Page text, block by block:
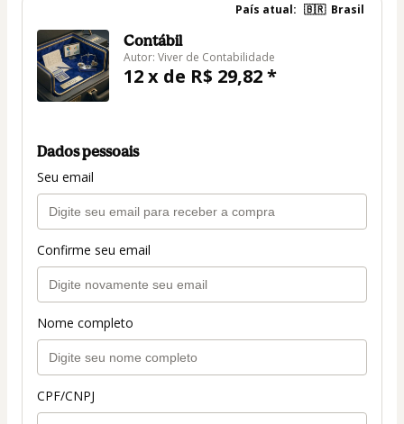
País atual: 🇧🇷 Brasil
Contábil
Autor: Viver de Contabilidade
12 x de R$ 29,82 *
Dados pessoais
Seu email
Confirme seu email
Nome completo
CPF/CNPJ